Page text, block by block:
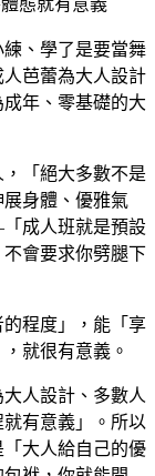
、學了是要當舞
芭蕾為大人設計
年、零基礎的大
「絕大多數不是
身體、優雅氣
成人班就是預設
會要求你劈腿下
程度」，能「享
就很有意義。
人設計、多數人
有意義」。所以
大人給自己的優